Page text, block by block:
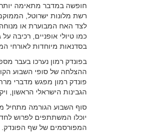
חופשה במדבר מתאימה יותר
רשת מלונות ישרוטל,
לצד האח המבוערת או מנוחה
כמו טיולי אופניים, רכיבה
בסדנאות מיוחדות לאורחי
בפונדק רמון נערכו בעבר
פונדק רמון מפגש מדברי
הגבינות הישראלי הראשון,
סוף השבוע הגורמה מתחיל
יוכלו המשתתפים לפרוש
המפורסמים של שף הפונדק.